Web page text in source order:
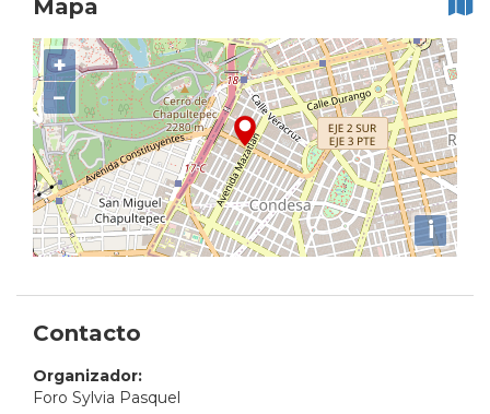
Mapa
+
−
i
Contacto
Organizador:
Foro Sylvia Pasquel